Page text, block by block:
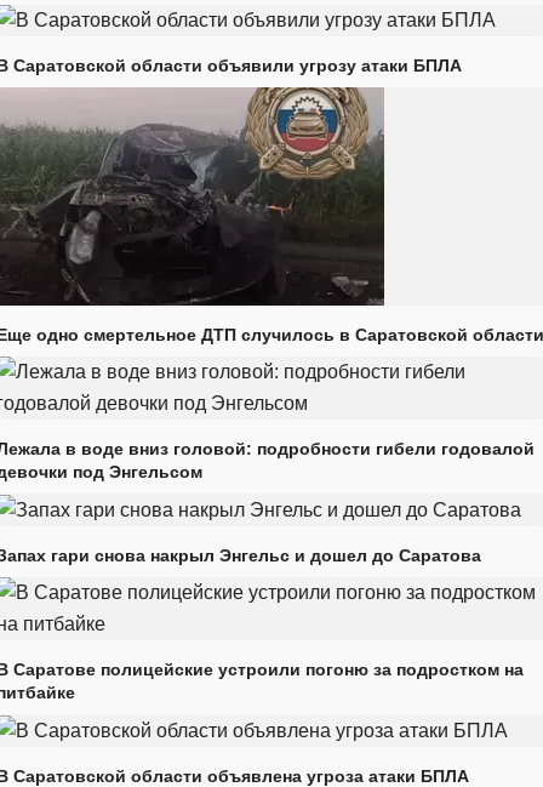
Саратовской области объявили угрозу атаки БПЛА
одно смертельное ДТП случилось в Саратовской области
в воде вниз головой: подробности гибели годовалой
под Энгельсом
гари снова накрыл Энгельс и дошел до Саратова
Саратове полицейские устроили погоню за подростком на
Саратовской области объявлена угроза атаки БПЛА